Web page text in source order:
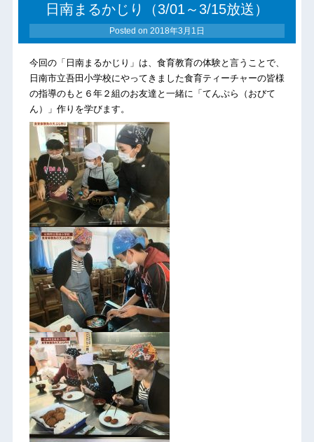
日南まるかじり（3/01～3/15放送）
Posted on 2018年3月1日
今回の「日南まるかじり」は、食育教育の体験と言うことで、
日南市立吾田小学校にやってきました食育ティーチャーの皆様
の指導のもと６年２組のお友達と一緒に「てんぷら（おびて
ん）」作りを学びます。